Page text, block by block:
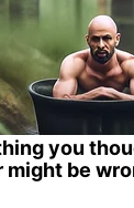
you
might be